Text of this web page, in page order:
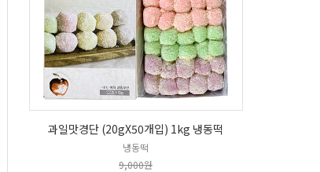
과일맛경단 (20gX50개입) 1kg 냉동떡
냉동떡
9,000원